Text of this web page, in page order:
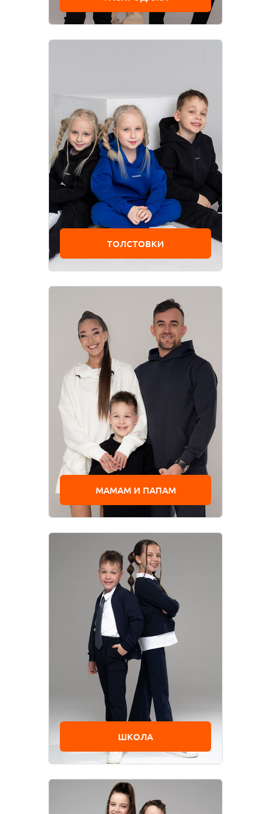
Одежда для взрослых
Блуза Боди Брюки
Футболка Шорты
ТОЛСТОВКИ
МАМАМ И ПАПАМ
ШКОЛА